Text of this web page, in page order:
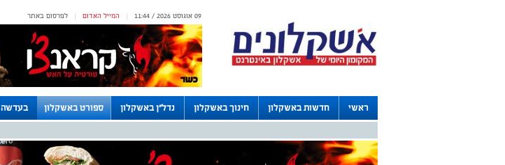
לפרסום באתר | המייל האדום | 09 אוגוסט 2026 / 11:44
ראשי חדשות באשקלון חינוך באשקלון נדל"ן באשקלון ספורט באשקלון בעדשה